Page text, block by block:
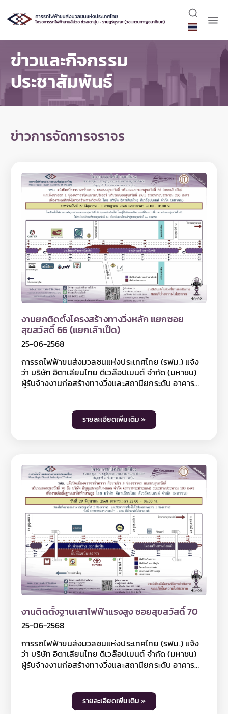
ข่าวและกิจกรรม
ประชาสัมพันธ์
ข่าวการจัดการจราจร
งานยกติดตั้งโครงสร้างทางวิ่งหลัก แยกซอย
สุขสวัสดิ์ 66 (แยกเล้าเป็ด)
25-06-2568
การรถไฟฟ้าขนส่งมวลชนแห่งประเทศไทย (รฟม.) แจ้ง
ว่า บริษัท อิตาเลียนไทย ดีเวล๊อปเมนต์ จำกัด (มหาชน)
ผู้รับจ้างงานก่อสร้างทางวิ่งและสถานียกระดับ อาคาร
ภิเษก) สัญญาที่ 5 ช่วงดาวคะนอง - ครุใน มีความจำเป็น
ต้องปิดเบี่ยงจราจรชั่วคราว บนถนนสุขสวัสดิ์ บริเวณ
โครงสร้างทางวิ่งหลัก ระหว่างวันที่ 27 มิถุนายน – 1
กรกฎาคม 2568 เฉพาะเวลา 22.00 – 04.00 น. โดยมีผล
ให้ไม่สามารถสัญจรผ่านบริเวณแยกซอยสุขสวัสดิ์ 66
(แยกเล้าเป็ด) ได้ โดยผู้ใช้เส้นทางฝั่งขาออกที่ต้องการ
เลี้ยวขวาเข้าซอยสุขสวัสดิ์ 66 ให้ตรงไปกลับรถที่ซอย
สุขสวัสดิ์ 43 เพื่อกลับมาเลี้ยวเข้าสู่ซอยสุขสวัสดิ์ 66
ทดแทน ทั้งนี้ การปิดเบี่ยงจราจรเพื่อดำเนินงานดังกล่าว
อาจทำให้ผู้ใช้เส้นทางไม่ได้รับความสะดวกในการเดินทาง
และอาจมีเสียงดังรบกวนพื้นที่บริเวณใกล้เคียงในวัน
เวลาดังกล่าว ดังนั้น หากไม่มีความจำเป็นโปรดหลีกเลี่ยง
เส้นทาง และ รฟม. ต้องขออภัยมา ณ โอกาสนี้ โดยผู้ใช้
เส้นทางสามารถสอบถามรายละเอียดการปิดเบี่ยงจราจร
ได้ที่หมายเลข 08 0072 6522 และติดตามข้อมูลโครง
การฯ ได้ที่เว็บไซต์ www.mrta-purplelinesouth.com
Facebook โครงการรถไฟฟ้าสายสีม่วง ช่วงเตาปูน –
ราษฎร์บูรณะ และ Line @mrtpurpleline
รายละเอียดเพิ่มเติม »
งานติดตั้งฐานเสาไฟฟ้าแรงสูง ซอยสุขสวัสดิ์ 70
25-06-2568
การรถไฟฟ้าขนส่งมวลชนแห่งประเทศไทย (รฟม.) แจ้ง
ว่า บริษัท อิตาเลียนไทย ดีเวล๊อปเมนต์ จำกัด (มหาชน)
ผู้รับจ้างงานก่อสร้างทางวิ่งและสถานียกระดับ อาคาร
ภิเษก) สัญญาที่ 5 ช่วงดาวคะนอง - ครุใน มีความจำเป็น
ต้องปิดเบี่ยงจราจรชั่วคราว ฝั่งขาเข้า 3 ช่องจราจร บน
รายละเอียดเพิ่มเติม »